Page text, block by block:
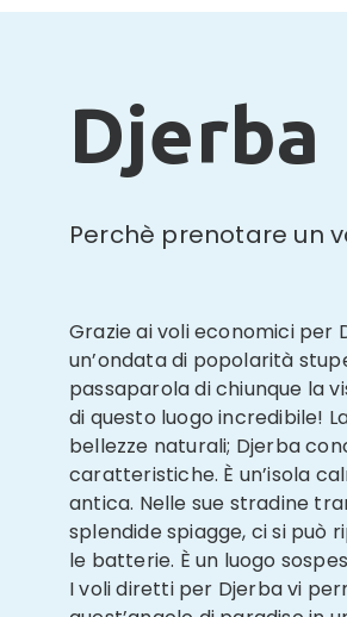
Djerba
Perchè prenotare un
Grazie ai voli economici per
un’ondata di popolarità
passaparola di chiunque la
di questo luogo incredibile!
bellezze naturali; Djerba
caratteristiche. È un’isola
antica. Nelle sue stradine
splendide spiagge, ci si può
le batterie. È un luogo
I voli diretti per Djerba vi